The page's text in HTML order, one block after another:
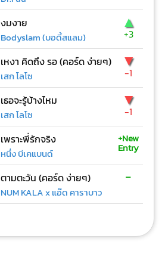
งมงาย
Bodyslam (บอดี้สแลม)
▲
+3
เหงา คิดถึง รอ (คอร์ด ง่ายๆ)
เสก โลโซ
▼
-1
เธอจะรู้บ้างไหม
เสก โลโซ
▼
-1
เพราะพี่รักจริง
หนึ่ง บีเคแบนด์
+New
Entry
ตามตะวัน (คอร์ด ง่ายๆ)
NUM KALA x แอ๊ด คาราบาว
-